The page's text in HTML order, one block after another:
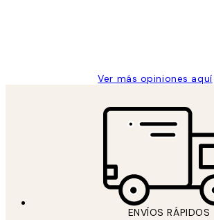
Ver más opiniones aquí
ENVÍOS RÁPIDOS